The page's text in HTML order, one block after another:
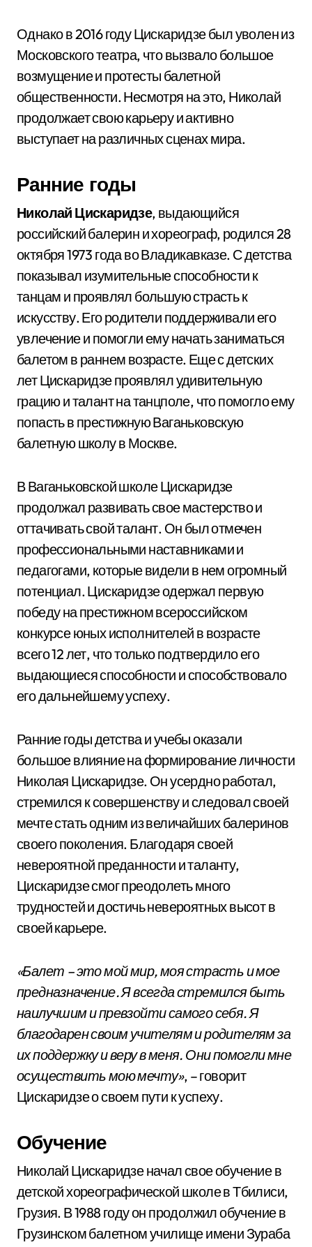
Однако в 2016 году Цискаридзе был уволен из
Московского театра, что вызвало большое
возмущение и протесты балетной
общественности. Несмотря на это, Николай
продолжает свою карьеру и активно
выступает на различных сценах мира.
Ранние годы
Николай Цискаридзе, выдающийся
российский балерин и хореограф, родился 28
октября 1973 года во Владикавказе. С детства
показывал изумительные способности к
танцам и проявлял большую страсть к
искусству. Его родители поддерживали его
увлечение и помогли ему начать заниматься
балетом в раннем возрасте. Еще с детских
лет Цискаридзе проявлял удивительную
грацию и талант на танцполе, что помогло ему
попасть в престижную Ваганьковскую
балетную школу в Москве.
В Ваганьковской школе Цискаридзе
продолжал развивать свое мастерство и
оттачивать свой талант. Он был отмечен
профессиональными наставниками и
педагогами, которые видели в нем огромный
потенциал. Цискаридзе одержал первую
победу на престижном всероссийском
конкурсе юных исполнителей в возрасте
всего 12 лет, что только подтвердило его
выдающиеся способности и способствовало
его дальнейшему успеху.
Ранние годы детства и учебы оказали
большое влияние на формирование личности
Николая Цискаридзе. Он усердно работал,
стремился к совершенству и следовал своей
мечте стать одним из величайших балеринов
своего поколения. Благодаря своей
невероятной преданности и таланту,
Цискаридзе смог преодолеть много
трудностей и достичь невероятных высот в
своей карьере.
«Балет – это мой мир, моя страсть и мое
предназначение. Я всегда стремился быть
наилучшим и превзойти самого себя. Я
благодарен своим учителям и родителям за
их поддержку и веру в меня. Они помогли мне
осуществить мою мечту», – говорит
Цискаридзе о своем пути к успеху.
Обучение
Николай Цискаридзе начал свое обучение в
детской хореографической школе в Тбилиси,
Грузия. В 1988 году он продолжил обучение в
Грузинском балетном училище имени Зураба